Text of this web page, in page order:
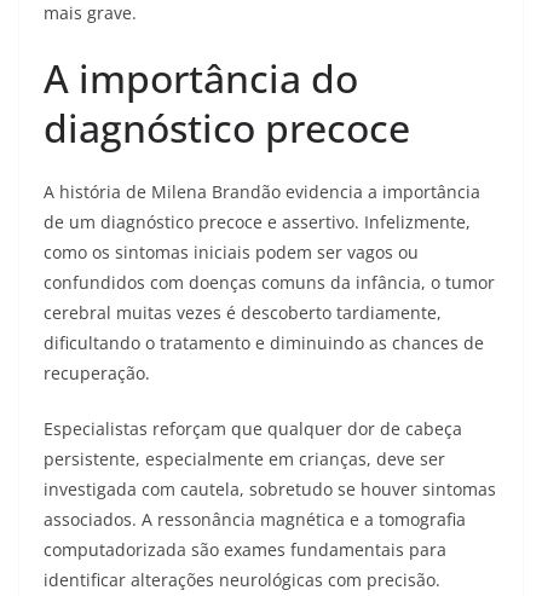
mais grave.
A importância do
diagnóstico precoce
A história de Milena Brandão evidencia a importância
de um diagnóstico precoce e assertivo. Infelizmente,
como os sintomas iniciais podem ser vagos ou
confundidos com doenças comuns da infância, o tumor
cerebral muitas vezes é descoberto tardiamente,
dificultando o tratamento e diminuindo as chances de
recuperação.
Especialistas reforçam que qualquer dor de cabeça
persistente, especialmente em crianças, deve ser
investigada com cautela, sobretudo se houver sintomas
associados. A ressonância magnética e a tomografia
computadorizada são exames fundamentais para
identificar alterações neurológicas com precisão.